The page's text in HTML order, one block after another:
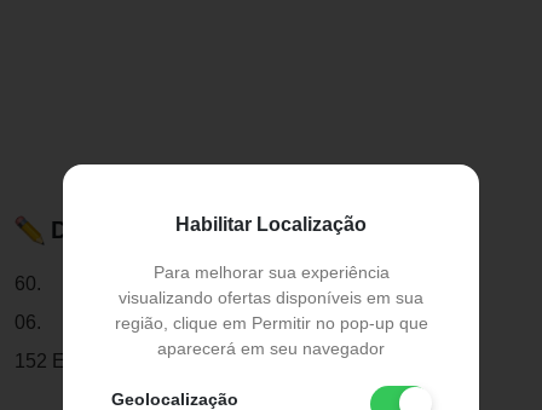
Habilitar Localização
Para melhorar sua experiência
visualizando ofertas disponíveis em sua
região, clique em Permitir no pop-up que
aparecerá em seu navegador
Geolocalização
Descrição do Produto
60.
06.
152 Elástico Ligadura Modular Laranja Cristal - Morell